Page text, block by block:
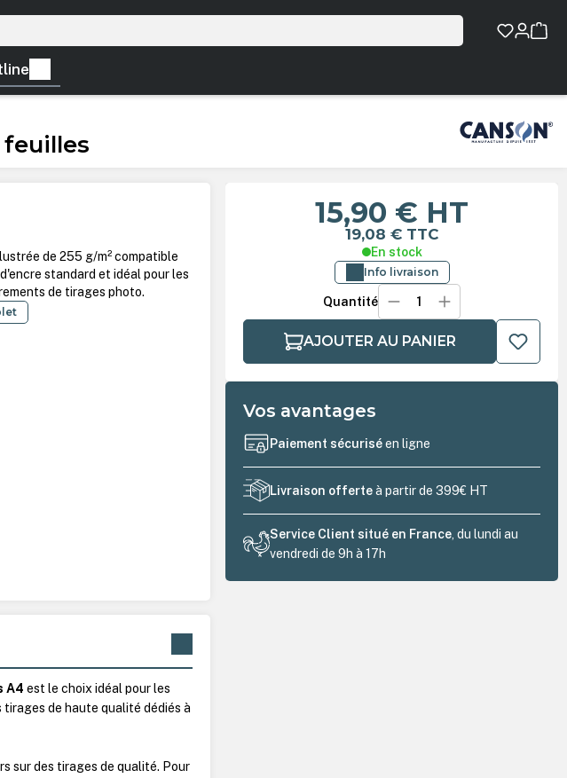
feuilles
de 255 g/m² compatible
standard et idéal pour les
de tirages photo.
15,90 € HT
19,08 € TTC
En stock
Info livraison
Quantité
AJOUTER AU PANIER
Vos avantages
Paiement sécuriséen ligne
Livraison offerteà partir de 399€ HT
Service Client situé en France , du lundi au
vendredi de 9h à 17h
A4 est le choix idéal pour les
de haute qualité dédiés à
sur des tirages de qualité. Pour